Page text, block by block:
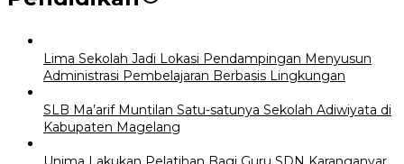
Lima Sekolah Jadi Lokasi Pendampingan Menyusun
Administrasi Pembelajaran Berbasis Lingkungan
SLB Ma’arif Muntilan Satu-satunya Sekolah Adiwiyata di
Kabupaten Magelang